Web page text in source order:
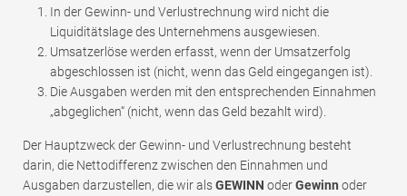
In der Gewinn- und Verlustrechnung wird nicht die
Liquiditätslage des Unternehmens ausgewiesen.
Umsatzerlöse werden erfasst, wenn der Umsatzerfolg
abgeschlossen ist (nicht, wenn das Geld eingegangen ist).
Die Ausgaben werden mit den entsprechenden Einnahmen
„abgeglichen“ (nicht, wenn das Geld bezahlt wird).
Der Hauptzweck der Gewinn- und Verlustrechnung besteht
darin, die Nettodifferenz zwischen den Einnahmen und
Ausgaben darzustellen, die wir alsGEWINN oderGewinn oder